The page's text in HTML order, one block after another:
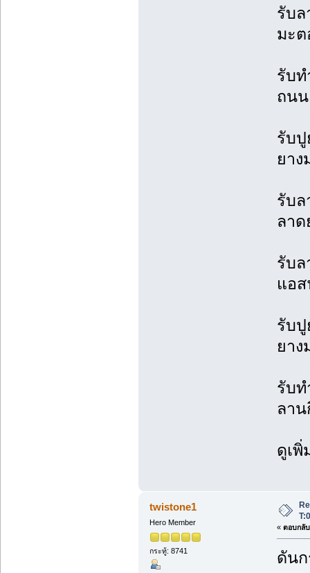
รับล
มะต
รับท
ถนน
รับปู
ยาง
รับ
ลาด
รับล
แอ
รับปู
ยาง
รับ
ลา
ดูเพิ่
twistone1
Hero Member
กระทู้: 8741
« ตอบกลั
ดัน